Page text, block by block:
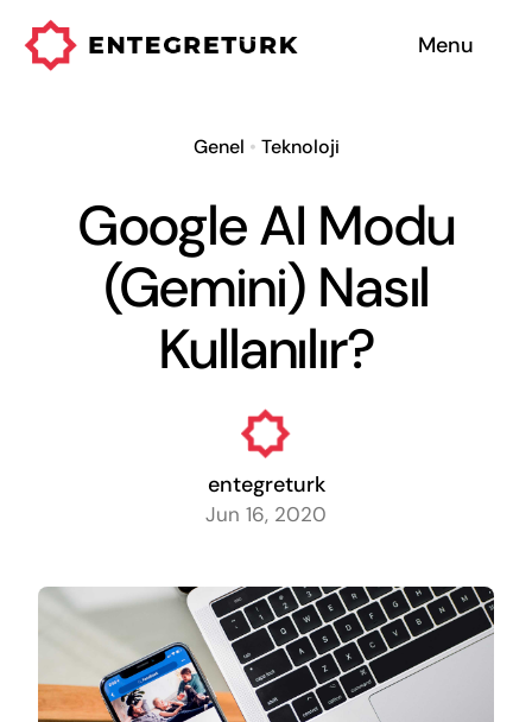
Skip
Menu
Hakkımızda
Neden Biz
Genel • Teknoloji
Google AI Modu
(Gemini) Nasıl
Kullanılır?
entegreturk
Jun 16, 2020